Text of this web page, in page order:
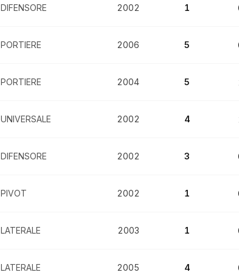
DIFENSORE 2002 1
PORTIERE 2006 5
PORTIERE 2004 5
UNIVERSALE 2002 4
DIFENSORE 2002 3
PIVOT 2002 1
LATERALE 2003 1
LATERALE 2005 4